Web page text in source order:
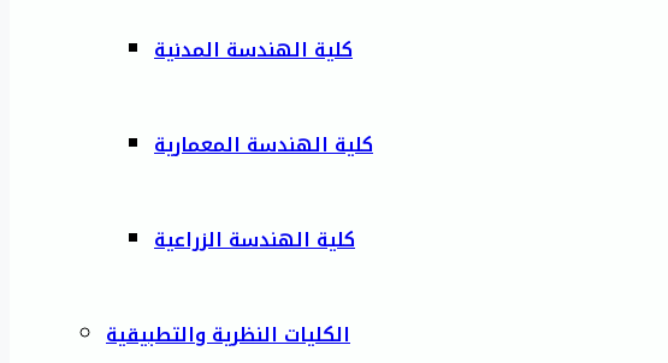
كلية الهندسة المدنية
كلية الهندسة المعمارية
كلية الهندسة الزراعية
الكليات النظرية والتطبيقية